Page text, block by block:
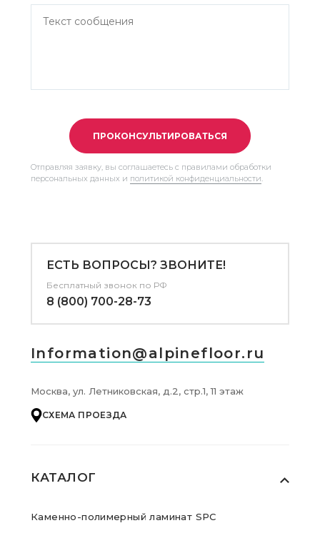
ПРОКОНСУЛЬТИРОВАТЬСЯ
Отправляя заявку, вы соглашаетесь с правилами обработки
персональных данных и политикой конфиденциальности
КАТАЛОГ
Каменно-полимерный ламинат SPC
ЕСТЬ ВОПРОСЫ? ЗВОНИТЕ!
Бесплатный звонок по РФ
8 (800) 700-28-73
Information@alpinefloor.ru
Москва, ул. Летниковская, д.2, стр.1, 11 этаж
СХЕМА ПРОЕЗДА